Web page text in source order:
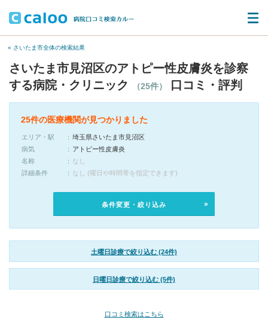
« さいたま市全体の検索結果
さいたま市見沼区のアトピー性皮膚炎を診察
する病院・クリニック
（25件） 口コミ・評判
25件の医療機関が見つかりました
エリア・駅
埼玉県さいたま市見沼区
病気
アトピー性皮膚炎
名称
なし
詳細条件
なし (曜日や時間帯を指定できます)
条件変更・絞り込み
土曜日診療で絞り込む (24件)
日曜日診療で絞り込む (5件)
口コミ検索はこちら